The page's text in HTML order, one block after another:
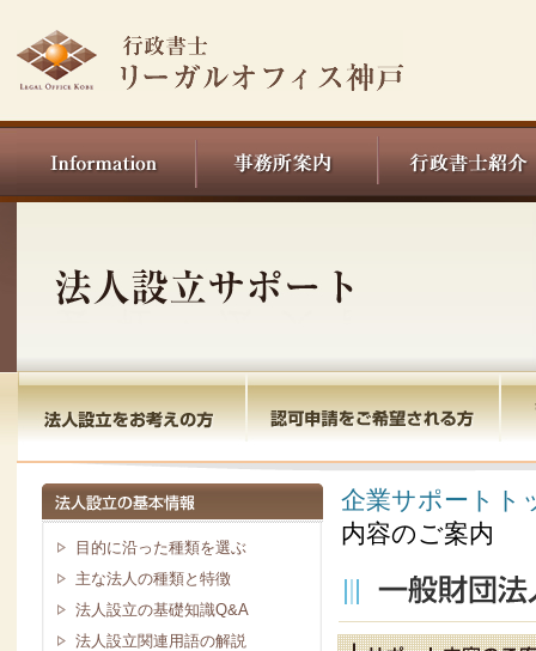
企業サポートト
内容のご案内
目的に沿った種類を選ぶ
主な法人の種類と特徴
法人設立の基礎知識Q&A
法人設立関連用語の解説